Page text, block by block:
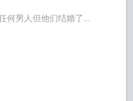
何男人但他们结婚了...